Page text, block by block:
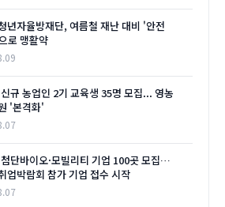
년자율방재단, 여름철 재난 대비 '안전
로 맹활약
규 농업인 2기 교육생 35명 모집... 영농
'본격화'
단바이오·모빌리티 기업 100곳 모집…
업박람회 참가 기업 접수 시작